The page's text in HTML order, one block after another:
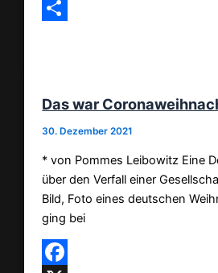
Email
Das war
30. Dezember 2021
* von Pommes Leibowitz Eine
über den Verfall einer
Bild, Foto eines deutschen
ging bei